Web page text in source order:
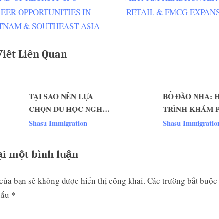
OPPORTUNITIES IN
& SOUTHEAST ASIA
o
RETAIL & FMCG
Liên Quan
TẠI SAO NÊN LỰA
CHỌN DU HỌC NGHỀ
ĐỨC ?￼
Shasu Immigration
BỒ ĐÀO NHA:
TRÌNH KHÁM
NHỮNG ĐIỀU
Shasu
một bình luận
bạn sẽ không được hiển thị công khai. Các trường bắt buộc
*